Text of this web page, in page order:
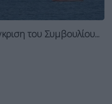
του Συμβουλίου...